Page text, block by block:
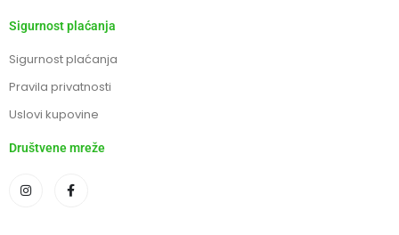
Sigurnost plaćanja
Sigurnost plaćanja
Pravila privatnosti
Uslovi kupovine
Društvene mreže